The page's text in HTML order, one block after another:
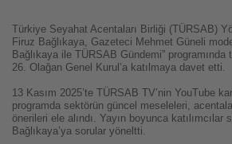
Türkiye Seyahat Acentaları Birliği (TÜRSAB)
Firuz Bağlıkaya, Gazeteci Mehmet Güneli
Bağlıkaya ile TÜRSAB Gündemi” programında
26. Olağan Genel Kurul’a katılmaya davet etti.
13 Kasım 2025’te TÜRSAB TV’nin YouTube
programda sektörün güncel meseleleri,
önerileri ele alındı. Yayın boyunca
Bağlıkaya’ya sorular yöneltti.